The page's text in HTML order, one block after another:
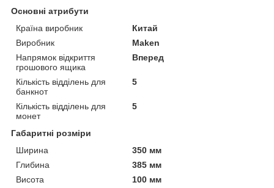
Основні атрибути
Країна виробник
Китай
Виробник
Maken
Напрямок відкриття
грошового ящика
Вперед
Кількість відділень для
банкнот
5
Кількість відділень для
монет
5
Габаритні розміри
Ширина
350 мм
Глибина
385 мм
Висота
100 мм